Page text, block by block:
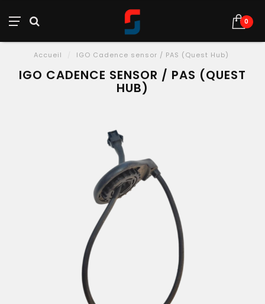
0
Accueil IGO Cadence sensor / PAS (Quest Hub)
IGO CADENCE SENSOR / PAS (QUEST
HUB)